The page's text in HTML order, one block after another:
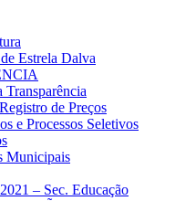
Estrela Dalva
Transparência
de Preços
e Processos Seletivos
Municipais
– Sec. Educação